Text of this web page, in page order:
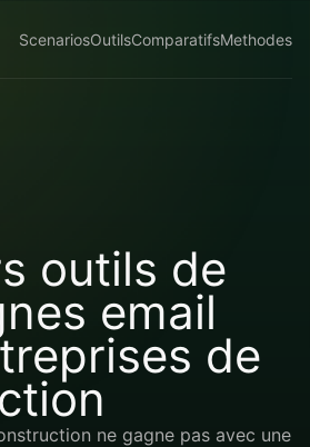
ScenariosOutilsComparatifsMethodes
outils de
email
de
ne gagne pas avec une